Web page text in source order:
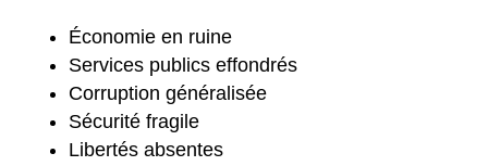
Économie en ruine
Services publics effondrés
Corruption généralisée
Sécurité fragile
Libertés absentes